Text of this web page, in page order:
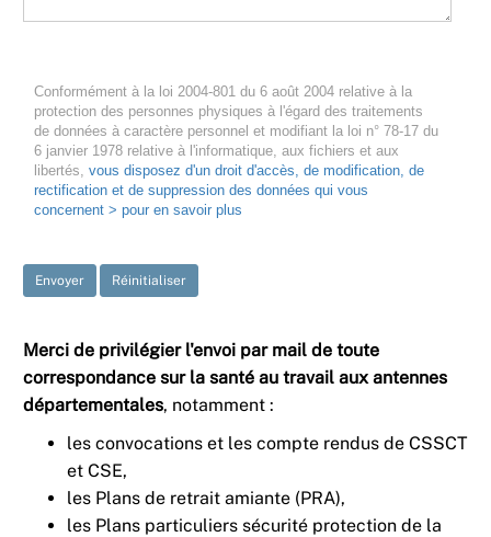
Conformément à la loi 2004-801 du 6 août 2004 relative à la
protection des personnes physiques à l'égard des traitements
de données à caractère personnel et modifiant la loi n° 78-17 du
6 janvier 1978 relative à l'informatique, aux fichiers et aux
libertés, vous disposez d'un droit d'accès, de modification, de
rectification et de suppression des données qui vous
concernent > pour en savoir plus
Envoyer Réinitialiser
Merci de privilégier l'envoi par mail de toute
correspondance sur la santé au travail aux antennes
départementales, notamment :
les convocations et les compte rendus de CSSCT
et CSE,
les Plans de retrait amiante (PRA),
les Plans particuliers sécurité protection de la